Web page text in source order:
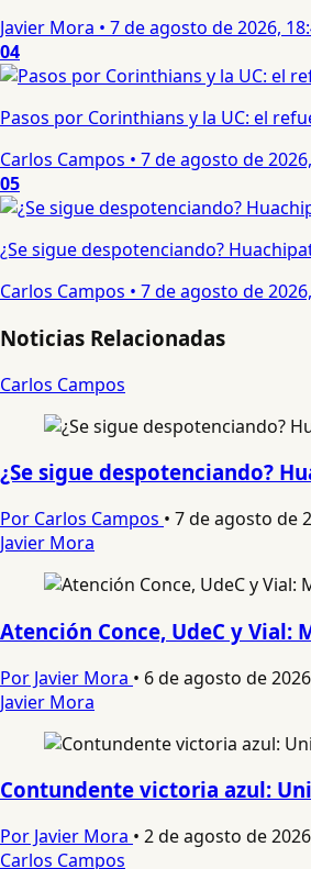
Javier Mora • 7 de agosto de 2026,
04
Pasos por Corinthians y la UC: el
Carlos Campos • 7 de agosto de
05
¿Se sigue despotenciando?
Carlos Campos • 7 de agosto de
Noticias Relacionadas
Carlos Campos
¿Se sigue despotenciando?
Por Carlos Campos • 7 de agosto de
Javier Mora
Atención Conce, UdeC y Vial:
Por Javier Mora • 6 de agosto de
Javier Mora
Contundente victoria azul:
Por Javier Mora • 2 de agosto de
Carlos Campos